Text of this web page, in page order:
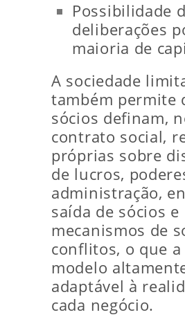
Possibilidade
deliberações
maioria de
A sociedade
também permite
sócios definam,
contrato social,
próprias sobre
de lucros,
administração,
saída de sócios e
mecanismos de
conflitos, o que
modelo
adaptável à
cada negócio.